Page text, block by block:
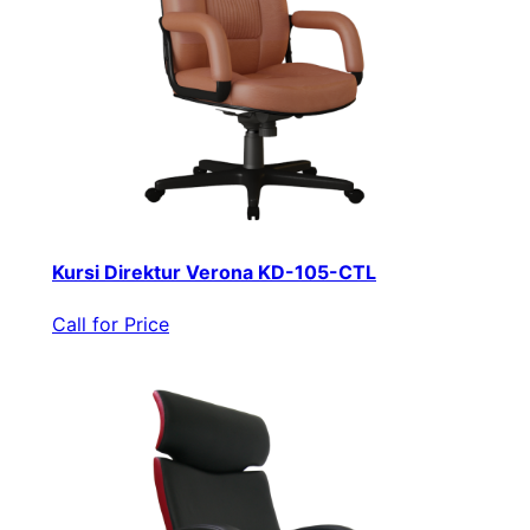
Kursi Direktur Verona KD-105-CTL
Call for Price